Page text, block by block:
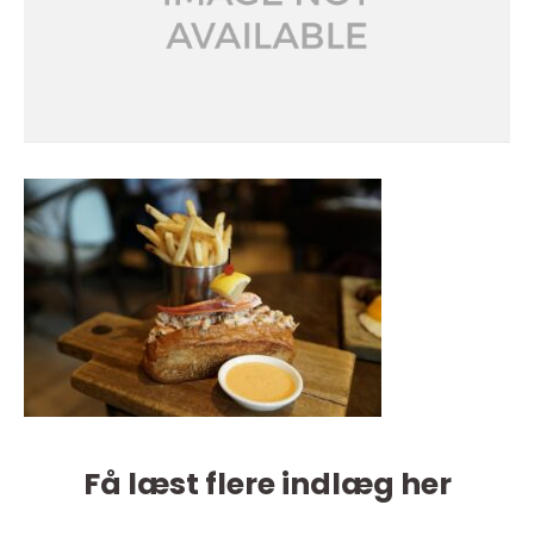
Få læst flere indlæg her